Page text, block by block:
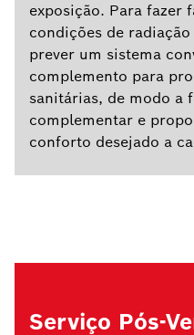
exposição. Para fazer
condições de
prever um sistema
complemento para
sanitárias, de modo a
complementar e
conforto desejado a
Serviço Pós-